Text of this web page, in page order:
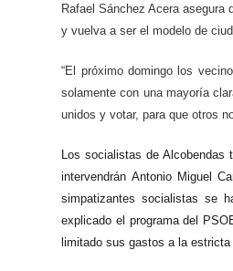
Rafael Sánchez Acera asegura
y vuelva a ser el modelo de
“El próximo domingo los
solamente con una mayoría
unidos y votar, para que otros
Los socialistas de
intervendrán Antonio Miguel
simpatizantes socialistas se
explicado el programa del
limitado sus gastos a la